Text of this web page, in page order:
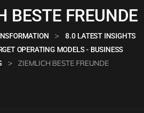
BESTE FREUNDE
>
8.0 LATEST INSIGHTS
OPERATING MODELS - BUSINESS
> ZIEMLICH BESTE FREUNDE